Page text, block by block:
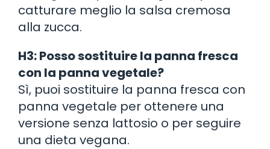
catturare meglio la salsa cremosa
alla zucca.
H3: Posso sostituire la panna fresca
con la panna vegetale?
Sì, puoi sostituire la panna fresca con
panna vegetale per ottenere una
versione senza lattosio o per seguire
una dieta vegana.